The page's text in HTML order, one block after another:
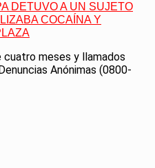
DETUVO A UN SUJETO
COCAÍNA Y
cuatro meses y llamados
Anónimas (0800-